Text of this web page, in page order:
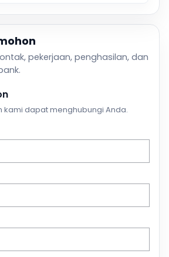
pekerjaan, penghasilan, dan
kami dapat menghubungi Anda.